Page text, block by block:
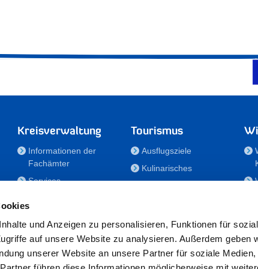
und Anzeigen zu personalisieren, Funktionen für
auf unsere Website zu analysieren. Außerdem geben
unserer Website an unsere Partner für soziale Medien,
Kreisverwaltung
Informationen der
Fachämter
Services
Nachwuchskräfte
Notdienste
Bekanntmachungen
Formulare/Downloads
Tourismus
Ausflugsziele
Kulinarisches
Veranstaltungen